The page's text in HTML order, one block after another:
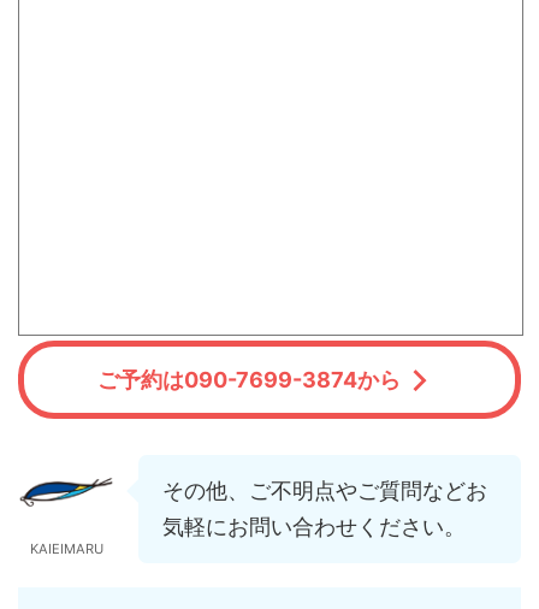
ご予約は090-7699-3874から
KAIEIMARU
その他、ご不明点やご質問などお
気軽にお問い合わせください。